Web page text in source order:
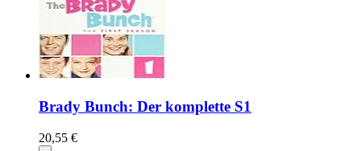
Brady Bunch: Der komplette S1
20,55 €